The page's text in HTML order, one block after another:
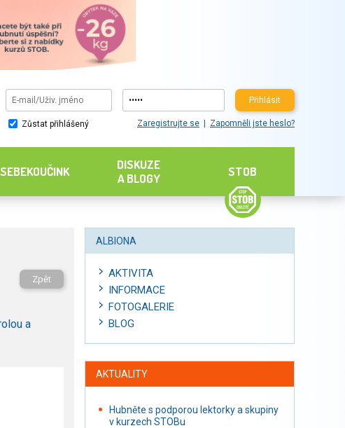
Přihlásit
Zůstat přihlášený Zaregistrujte se Zapomněli jste heslo?
SEBEKOUČINK
DISKUZE
A BLOGY
STOB
Zpět
a
ALBIONA
AKTIVITA
INFORMACE
FOTOGALERIE
BLOG
AKTUALITY
Hubněte s podporou lektorky a skupiny
v kurzech STOBu